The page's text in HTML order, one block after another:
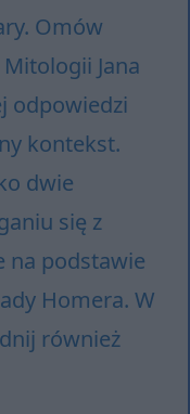
Omów
Jana
odpowiedzi
kontekst.
dwie
się z
na podstawie
Homera. W
również